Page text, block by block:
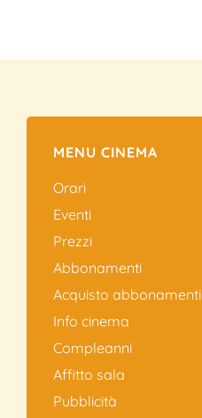
MENU CINEMA
Orari
Eventi
Prezzi
Abbonamenti
Acquisto abbonamenti
Info cinema
Compleanni
Affitto sala
Pubblicità